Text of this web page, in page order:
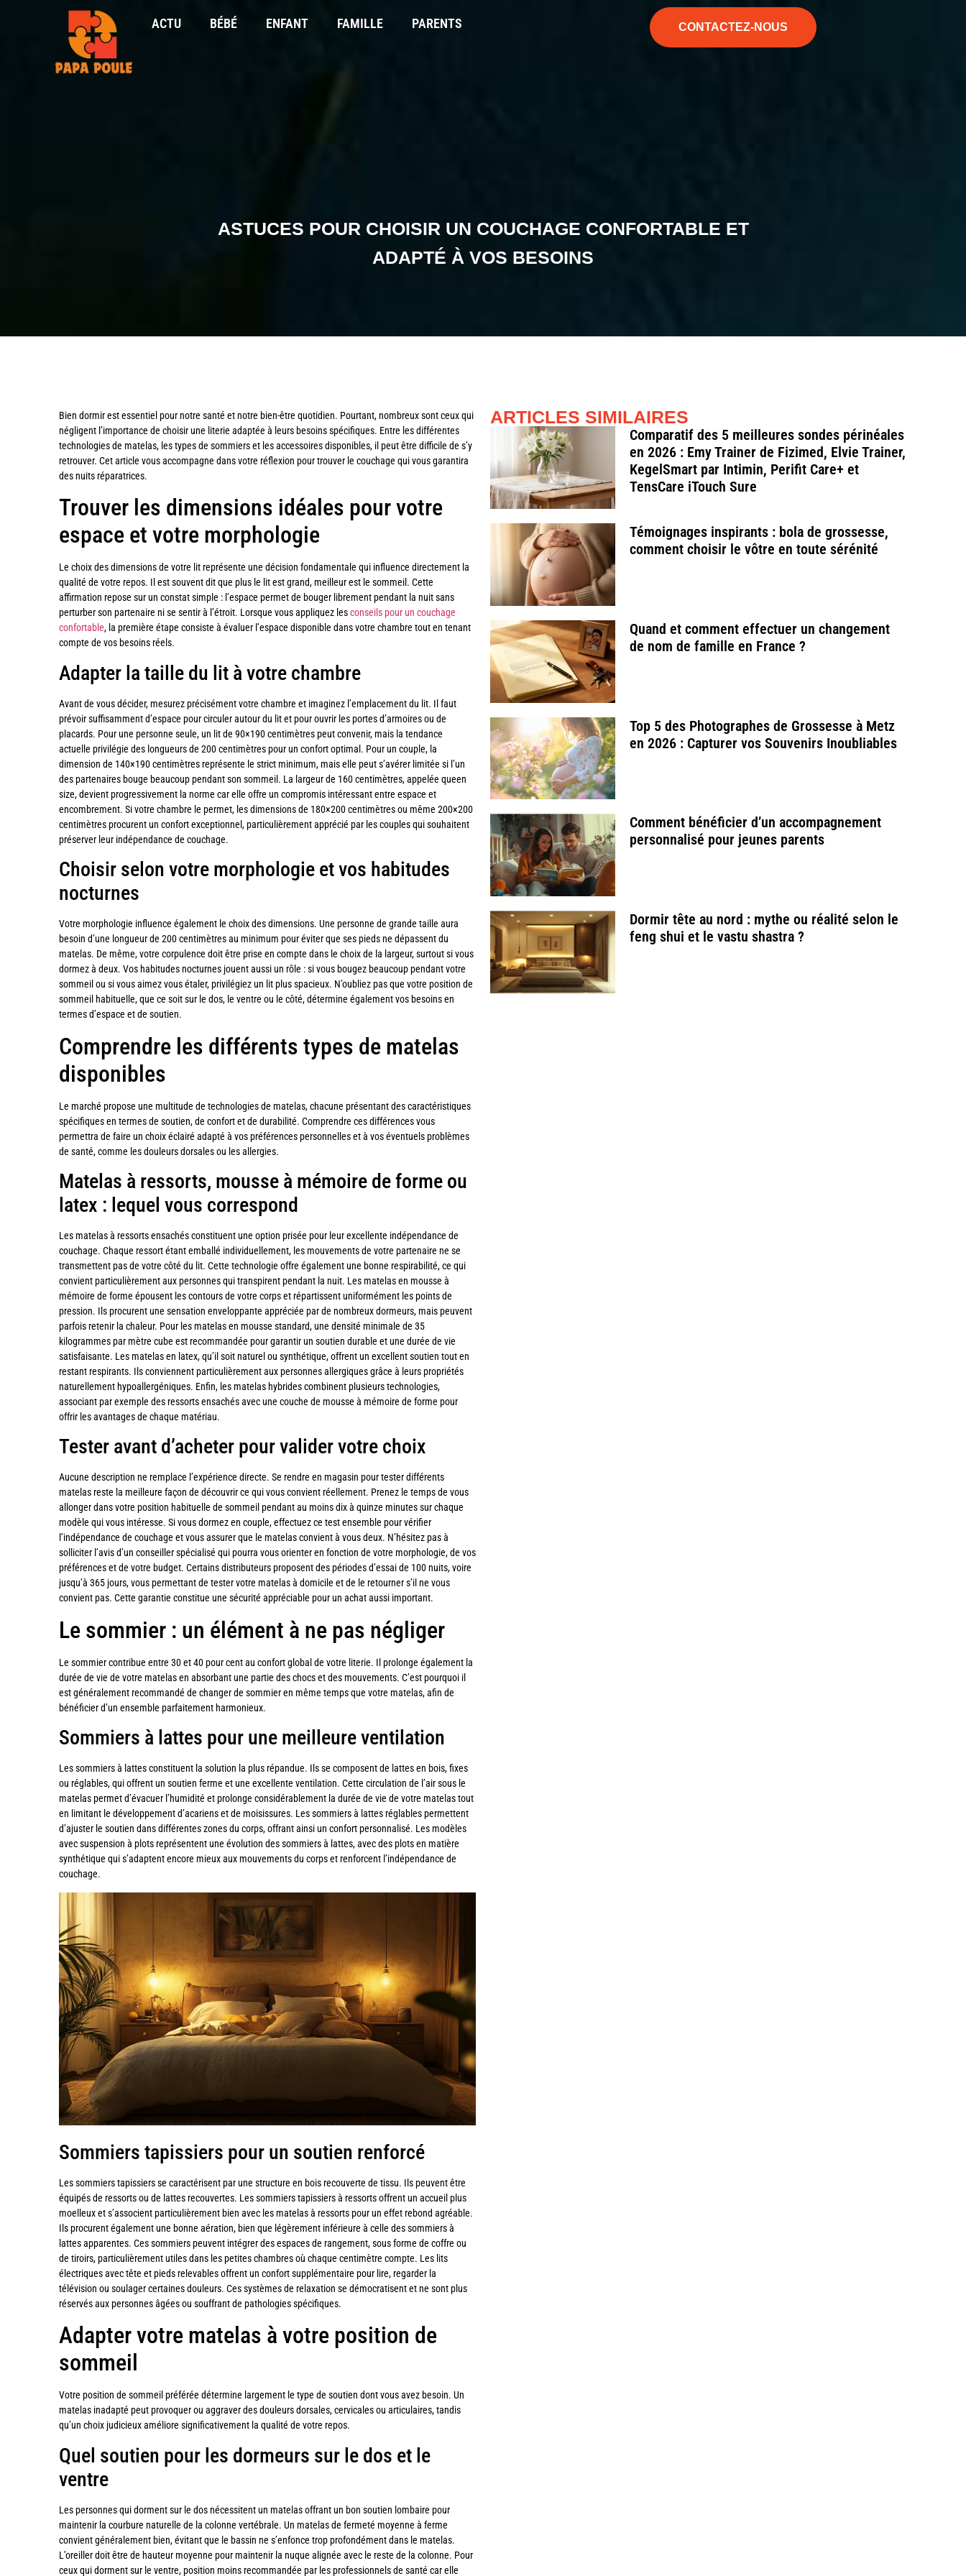
ACTU BÉBÉ ENFANT FAMILLE PARENTS CONTACTEZ-NOUS
ASTUCES POUR CHOISIR UN COUCHAGE CONFORTABLE ET
ADAPTÉ À VOS BESOINS
Bien dormir est essentiel pour notre santé et notre bien-être quotidien. Pourtant, nombreux sont ceux qui
négligent l’importance de choisir une literie adaptée à leurs besoins spécifiques. Entre les différentes
technologies de matelas, les types de sommiers et les accessoires disponibles, il peut être difficile de s’y
retrouver. Cet article vous accompagne dans votre réflexion pour trouver le couchage qui vous garantira
des nuits réparatrices.
Trouver les dimensions idéales pour votre
espace et votre morphologie
Le choix des dimensions de votre lit représente une décision fondamentale qui influence directement la
qualité de votre repos. Il est souvent dit que plus le lit est grand, meilleur est le sommeil. Cette
affirmation repose sur un constat simple : l’espace permet de bouger librement pendant la nuit sans
perturber son partenaire ni se sentir à l’étroit. Lorsque vous appliquez lesconseils pour un couchage
confortable, la première étape consiste à évaluer l’espace disponible dans votre chambre tout en tenant
compte de vos besoins réels.
Adapter la taille du lit à votre chambre
Avant de vous décider, mesurez précisément votre chambre et imaginez l’emplacement du lit. Il faut
prévoir suffisamment d’espace pour circuler autour du lit et pour ouvrir les portes d’armoires ou de
placards. Pour une personne seule, un lit de 90×190 centimètres peut convenir, mais la tendance
actuelle privilégie des longueurs de 200 centimètres pour un confort optimal. Pour un couple, la
dimension de 140×190 centimètres représente le strict minimum, mais elle peut s’avérer limitée si l’un
des partenaires bouge beaucoup pendant son sommeil. La largeur de 160 centimètres, appelée queen
size, devient progressivement la norme car elle offre un compromis intéressant entre espace et
encombrement. Si votre chambre le permet, les dimensions de 180×200 centimètres ou même 200×200
centimètres procurent un confort exceptionnel, particulièrement apprécié par les couples qui souhaitent
préserver leur indépendance de couchage.
Choisir selon votre morphologie et vos habitudes
nocturnes
Votre morphologie influence également le choix des dimensions. Une personne de grande taille aura
besoin d’une longueur de 200 centimètres au minimum pour éviter que ses pieds ne dépassent du
matelas. De même, votre corpulence doit être prise en compte dans le choix de la largeur, surtout si vous
dormez à deux. Vos habitudes nocturnes jouent aussi un rôle : si vous bougez beaucoup pendant votre
sommeil ou si vous aimez vous étaler, privilégiez un lit plus spacieux. N’oubliez pas que votre position de
sommeil habituelle, que ce soit sur le dos, le ventre ou le côté, détermine également vos besoins en
termes d’espace et de soutien.
Comprendre les différents types de matelas
disponibles
Le marché propose une multitude de technologies de matelas, chacune présentant des caractéristiques
spécifiques en termes de soutien, de confort et de durabilité. Comprendre ces différences vous
permettra de faire un choix éclairé adapté à vos préférences personnelles et à vos éventuels problèmes
de santé, comme les douleurs dorsales ou les allergies.
Matelas à ressorts, mousse à mémoire de forme ou
latex : lequel vous correspond
Les matelas à ressorts ensachés constituent une option prisée pour leur excellente indépendance de
couchage. Chaque ressort étant emballé individuellement, les mouvements de votre partenaire ne se
transmettent pas de votre côté du lit. Cette technologie offre également une bonne respirabilité, ce qui
convient particulièrement aux personnes qui transpirent pendant la nuit. Les matelas en mousse à
mémoire de forme épousent les contours de votre corps et répartissent uniformément les points de
pression. Ils procurent une sensation enveloppante appréciée par de nombreux dormeurs, mais peuvent
parfois retenir la chaleur. Pour les matelas en mousse standard, une densité minimale de 35
kilogrammes par mètre cube est recommandée pour garantir un soutien durable et une durée de vie
satisfaisante. Les matelas en latex, qu’il soit naturel ou synthétique, offrent un excellent soutien tout en
restant respirants. Ils conviennent particulièrement aux personnes allergiques grâce à leurs propriétés
naturellement hypoallergéniques. Enfin, les matelas hybrides combinent plusieurs technologies,
associant par exemple des ressorts ensachés avec une couche de mousse à mémoire de forme pour
offrir les avantages de chaque matériau.
Tester avant d’acheter pour valider votre choix
Aucune description ne remplace l’expérience directe. Se rendre en magasin pour tester différents
matelas reste la meilleure façon de découvrir ce qui vous convient réellement. Prenez le temps de vous
allonger dans votre position habituelle de sommeil pendant au moins dix à quinze minutes sur chaque
modèle qui vous intéresse. Si vous dormez en couple, effectuez ce test ensemble pour vérifier
l’indépendance de couchage et vous assurer que le matelas convient à vous deux. N’hésitez pas à
solliciter l’avis d’un conseiller spécialisé qui pourra vous orienter en fonction de votre morphologie, de vos
préférences et de votre budget. Certains distributeurs proposent des périodes d’essai de 100 nuits, voire
jusqu’à 365 jours, vous permettant de tester votre matelas à domicile et de le retourner s’il ne vous
convient pas. Cette garantie constitue une sécurité appréciable pour un achat aussi important.
Le sommier : un élément à ne pas négliger
Le sommier contribue entre 30 et 40 pour cent au confort global de votre literie. Il prolonge également la
durée de vie de votre matelas en absorbant une partie des chocs et des mouvements. C’est pourquoi il
est généralement recommandé de changer de sommier en même temps que votre matelas, afin de
bénéficier d’un ensemble parfaitement harmonieux.
Sommiers à lattes pour une meilleure ventilation
Les sommiers à lattes constituent la solution la plus répandue. Ils se composent de lattes en bois, fixes
ou réglables, qui offrent un soutien ferme et une excellente ventilation. Cette circulation de l’air sous le
matelas permet d’évacuer l’humidité et prolonge considérablement la durée de vie de votre matelas tout
en limitant le développement d’acariens et de moisissures. Les sommiers à lattes réglables permettent
d’ajuster le soutien dans différentes zones du corps, offrant ainsi un confort personnalisé. Les modèles
avec suspension à plots représentent une évolution des sommiers à lattes, avec des plots en matière
synthétique qui s’adaptent encore mieux aux mouvements du corps et renforcent l’indépendance de
couchage.
Sommiers tapissiers pour un soutien renforcé
Les sommiers tapissiers se caractérisent par une structure en bois recouverte de tissu. Ils peuvent être
équipés de ressorts ou de lattes recouvertes. Les sommiers tapissiers à ressorts offrent un accueil plus
moelleux et s’associent particulièrement bien avec les matelas à ressorts pour un effet rebond agréable.
Ils procurent également une bonne aération, bien que légèrement inférieure à celle des sommiers à
lattes apparentes. Ces sommiers peuvent intégrer des espaces de rangement, sous forme de coffre ou
de tiroirs, particulièrement utiles dans les petites chambres où chaque centimètre compte. Les lits
électriques avec tête et pieds relevables offrent un confort supplémentaire pour lire, regarder la
télévision ou soulager certaines douleurs. Ces systèmes de relaxation se démocratisent et ne sont plus
réservés aux personnes âgées ou souffrant de pathologies spécifiques.
Adapter votre matelas à votre position de
sommeil
Votre position de sommeil préférée détermine largement le type de soutien dont vous avez besoin. Un
matelas inadapté peut provoquer ou aggraver des douleurs dorsales, cervicales ou articulaires, tandis
qu’un choix judicieux améliore significativement la qualité de votre repos.
Quel soutien pour les dormeurs sur le dos et le
ventre
Les personnes qui dorment sur le dos nécessitent un matelas offrant un bon soutien lombaire pour
maintenir la courbure naturelle de la colonne vertébrale. Un matelas de fermeté moyenne à ferme
convient généralement bien, évitant que le bassin ne s’enfonce trop profondément dans le matelas.
L’oreiller doit être de hauteur moyenne pour maintenir la nuque alignée avec le reste de la colonne. Pour
ceux qui dorment sur le ventre, position moins recommandée par les professionnels de santé car elle
ARTICLES SIMILAIRES
Comparatif des 5 meilleures sondes périnéales
en 2026 : Emy Trainer de Fizimed, Elvie Trainer,
KegelSmart par Intimin, Perifit Care+ et
TensCare iTouch Sure
Témoignages inspirants : bola de grossesse,
comment choisir le vôtre en toute sérénité
Quand et comment effectuer un changement
de nom de famille en France ?
Top 5 des Photographes de Grossesse à Metz
en 2026 : Capturer vos Souvenirs Inoubliables
Comment bénéficier d’un accompagnement
personnalisé pour jeunes parents
Dormir tête au nord : mythe ou réalité selon le
feng shui et le vastu shastra ?